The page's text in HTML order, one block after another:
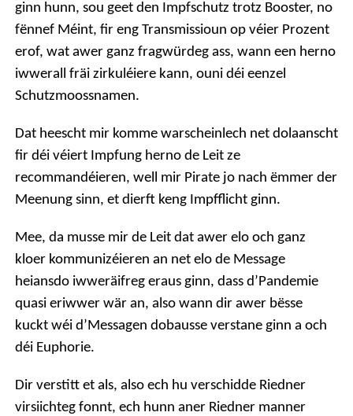
ginn hunn, sou geet den Impfschutz trotz Booster, no
fënnef Méint, fir eng Transmissioun op véier Prozent
erof, wat awer ganz fragwürdeg ass, wann een herno
iwwerall fräi zirkuléiere kann, ouni déi eenzel
Schutzmoossnamen.
Dat heescht mir komme warscheinlech net dolaanscht
fir déi véiert Impfung herno de Leit ze
recommandéieren, well mir Pirate jo nach ëmmer der
Meenung sinn, et dierft keng Impfflicht ginn.
Mee, da musse mir de Leit dat awer elo och ganz
kloer kommunizéieren an net elo de Message
heiansdo iwweräifreg eraus ginn, dass d’Pandemie
quasi eriwwer wär an, also wann dir awer bësse
kuckt wéi d’Messagen dobausse verstane ginn a och
déi Euphorie.
Dir verstitt et als, also ech hu verschidde Riedner
virsiichteg fonnt, ech hunn aner Riedner manner